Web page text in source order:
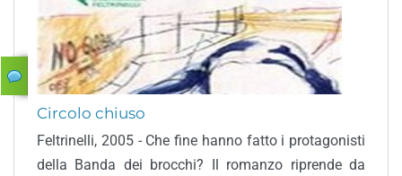
Circolo chiuso
Feltrinelli, 2005 - Che fine hanno fatto i protagonisti
della Banda dei brocchi? Il romanzo riprende da